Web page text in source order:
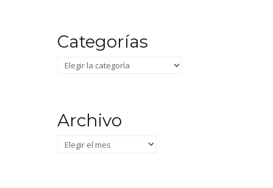
Categorías
Categorías
Archivo
Archivo